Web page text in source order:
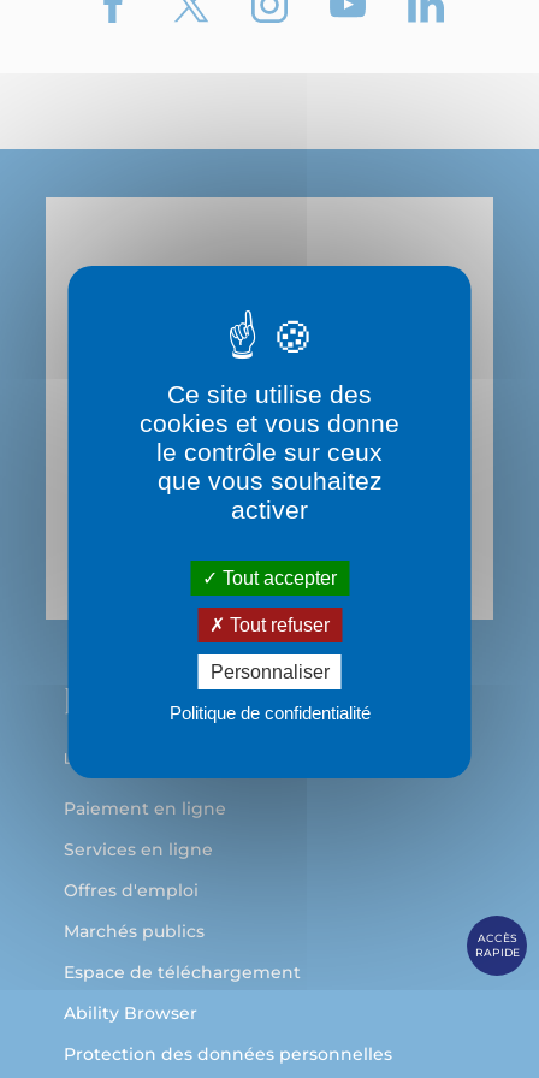
ACCÈS
RAPIDE
Paiement en ligne
Services en ligne
Offres d'emploi
Marchés publics
Espace de téléchargement
Ability Browser
Protection des données personnelles
Contactez-nous
0 800 869 869 (service gratuit)
Hôtel du Département
69483 LYON Cedex 03
Ce site utilise des
cookies et vous donne
le contrôle sur ceux
que vous souhaitez
activer
Tout accepter
Tout refuser
Personnaliser
Politique de confidentialité